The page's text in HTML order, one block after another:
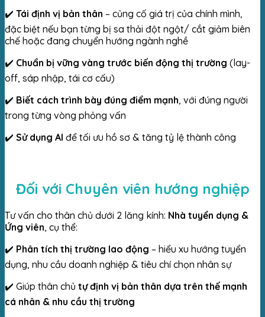
✔️ Tái định vị bản thân – củng cố giá trị của chính mình,
đặc biệt nếu bạn từng bị sa thải đột ngột/ cắt giảm biên
chế hoặc đang chuyển hướng ngành nghề
✔️ Chuẩn bị vững vàng trước biến động thị trường (lay-
off, sáp nhập, tái cơ cấu)
✔️ Biết cách trình bày đúng điểm mạnh, với đúng người
trong từng vòng phỏng vấn
✔️ Sử dụng AI để tối ưu hồ sơ & tăng tỷ lệ thành công
Đối với Chuyên viên hướng nghiệp
Tư vấn cho thân chủ dưới 2 lăng kính: Nhà tuyển dụng &
Ứng viên, cụ thể:
✔️ Phân tích thị trường lao động – hiểu xu hướng tuyển
dụng, nhu cầu doanh nghiệp & tiêu chí chọn nhân sự
✔️ Giúp thân chủ tự định vị bản thân dựa trên thế mạnh
cá nhân & nhu cầu thị trường